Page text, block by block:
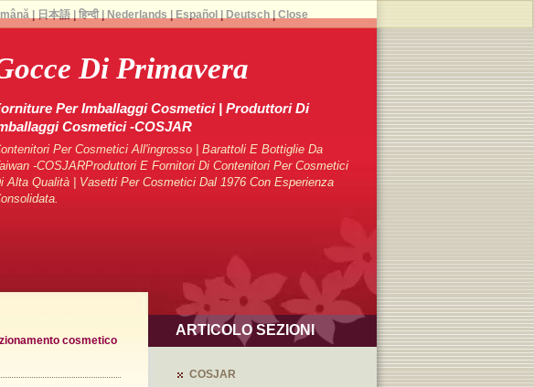
Di Primavera
Per Imballaggi Cosmetici | Produttori Di
Cosmetici -COSJAR
Per Cosmetici All'ingrosso | Barattoli E Bottiglie Da
-COSJARProduttori E Fornitori Di Contenitori Per Cosmetici
Alta Qualità | Vasetti Per Cosmetici Dal 1976 Con Esperienza
cosmetico
ARTICOLO SEZIONI
COSJAR
| 日本語| हिन्दी| Nederlands Español Deutsch| Close